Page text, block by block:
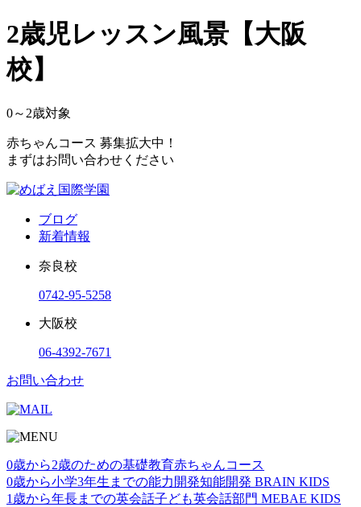
2歳児レッスン風景【大阪
校】
0～2歳対象
赤ちゃんコース 募集拡大中！
まずはお問い合わせください
ブログ
新着情報
奈良校
0742-95-5258
大阪校
06-4392-7671
お問い合わせ
0歳から2歳のための基礎教育赤ちゃんコース
0歳から小学3年生までの能力開発知能開発 BRAIN KIDS
1歳から年⻑までの英会話子ども英会話部門 MEBAE KIDS